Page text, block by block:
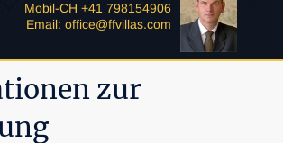
Mobil-CH +41 798154906
Email: office@ffvillas.com
zur